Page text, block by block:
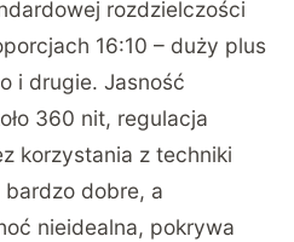
rozdzielczości
16:10 – duży plus
i drugie. Jasność
360 nit, regulacja
korzystania z techniki
dobre, a
nieidealna, pokrywa